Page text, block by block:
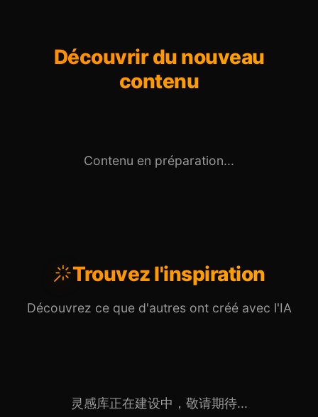
Découvrir du nouveau
contenu
Contenu en préparation...
Trouvez l'inspiration
Découvrez ce que d'autres ont créé avec l'IA
灵感库正在建设中，敬请期待...